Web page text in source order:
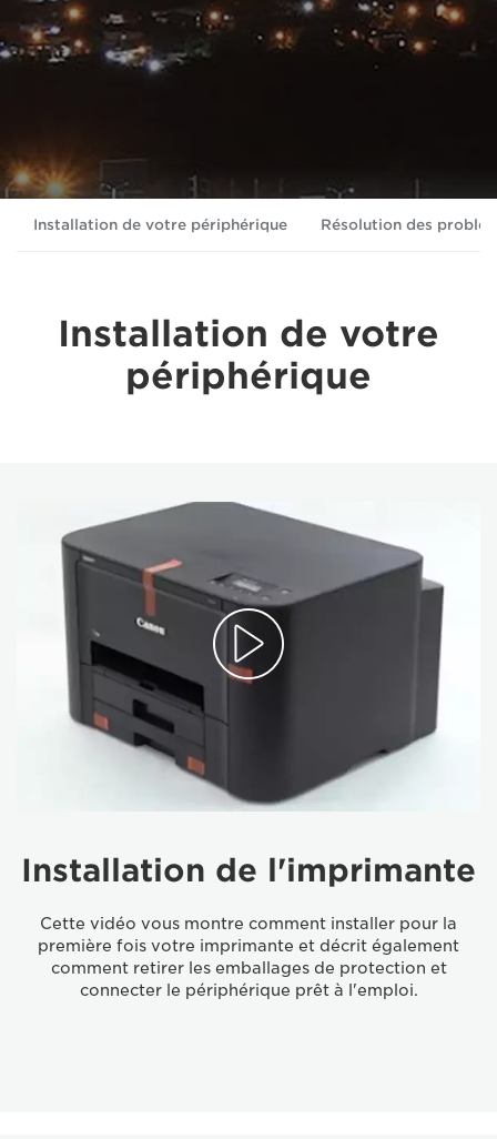
Installation de votre périphérique Résolution des
Installation de votre
périphérique
Installation de l'imprimante
Cette vidéo vous montre comment installer pour la
première fois votre imprimante et décrit également
comment retirer les emballages de protection et
connecter le périphérique prêt à l'emploi.